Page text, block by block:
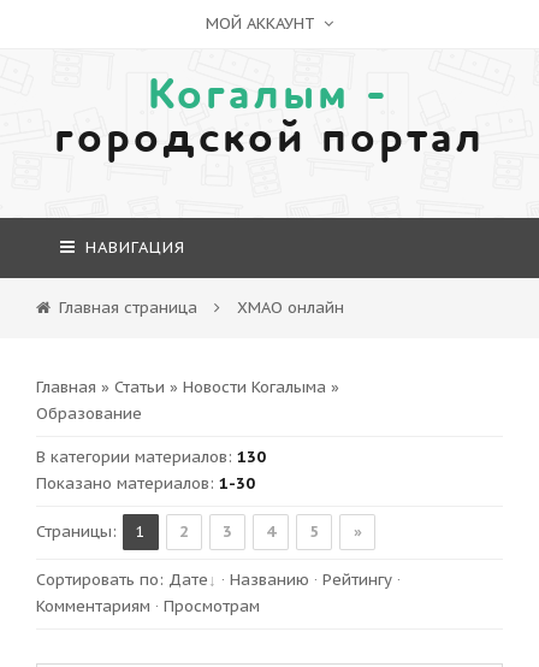
МОЙ АККАУНТ
Когалым -
городской портал
НАВИГАЦИЯ
Главная страница ХМАО онлайн
Главная » Статьи » Новости Когалыма »
Образование
В категории материалов: 130
Показано материалов: 1-30
Страницы: 1 2 3 4 5 »
Сортировать по: Дате · Названию · Рейтингу ·
Комментариям · Просмотрам